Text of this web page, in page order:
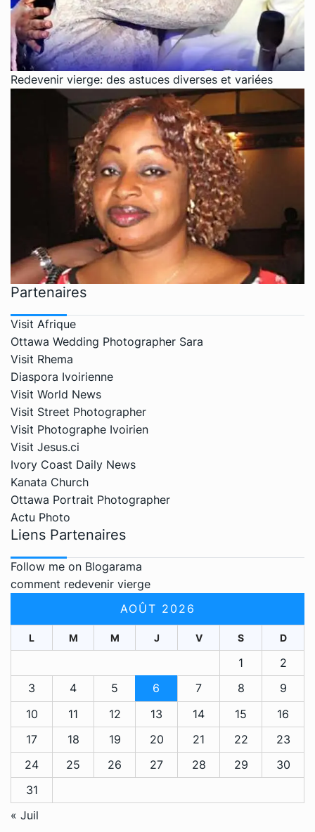
Redevenir vierge: des astuces diverses et variées
Partenaires
Visit Afrique
Ottawa Wedding Photographer Sara
Visit Rhema
Diaspora Ivoirienne
Visit World News
Visit Street Photographer
Visit Photographe Ivoirien
Visit Jesus.ci
Ivory Coast Daily News
Kanata Church
Ottawa Portrait Photographer
Actu Photo
Liens Partenaires
Follow me on Blogarama
comment redevenir vierge
AOÛT 2026
L M M J V S D
1
2
3
4 5 6 7 8
9
10
11 12 13 14 15
16
17
18 19 20 21 22
23
24
25 26 27 28 29
30
31
« Juil